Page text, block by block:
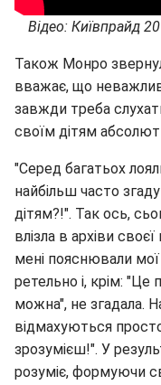
Відео: Київпрайд
Також Монро
вважає, що
завжди треба
своїм дітям
"Серед багатьох
найбільш часто
дітям?!". Так ось,
влізла в архіви
мені пояснювали
ретельно і, крім:
можна", не згадала.
відмахуються
зрозумієш!". У
розуміє, формуючи